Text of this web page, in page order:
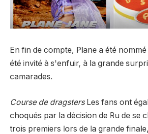
En fin de compte, Plane a été
été invité à s'enfuir, à la grande
camarades.
Course de dragstersLes fans ont
choqués par la décision de Ru de se
trois premiers lors de la grande